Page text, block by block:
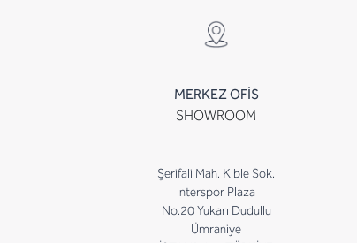
MERKEZ OFİS
SHOWROOM
Şerifali Mah. Kıble Sok.
Interspor Plaza
No.20 Yukarı Dudullu
Ümraniye